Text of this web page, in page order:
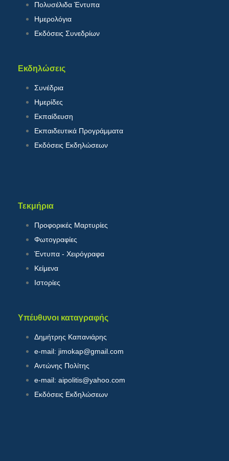
Πολυσέλιδα Έντυπα
Ημερολόγια
Εκδόσεις Συνεδρίων
Εκδηλώσεις
Συνέδρια
Ημερίδες
Εκπαίδευση
Εκπαιδευτικά Προγράμματα
Εκδόσεις Εκδηλώσεων
Τεκμήρια
Προφορικές Μαρτυρίες
Φωτογραφίες
Έντυπα - Χειρόγραφα
Κείμενα
Ιστορίες
Υπέυθυνοι καταγραφής
Δημήτρης Καπανιάρης
e-mail: jimokap@gmail.com
Αντώνης Πολίτης
e-mail: aipolitis@yahoo.com
Εκδόσεις Εκδηλώσεων